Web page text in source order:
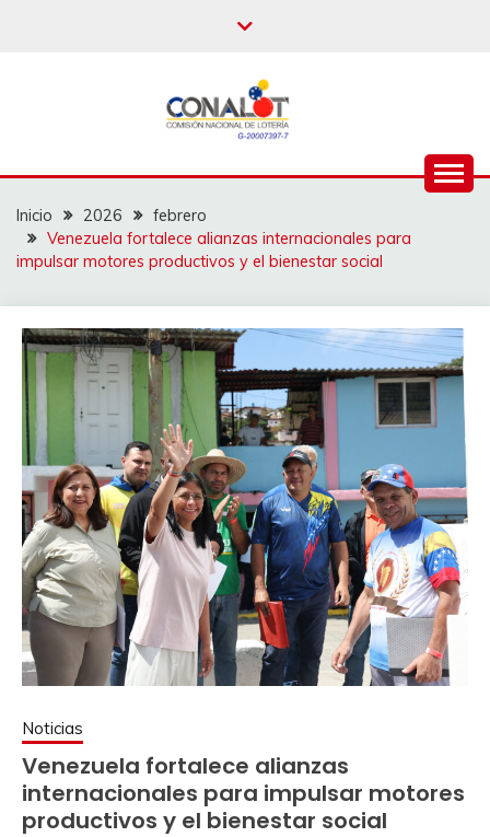
Inicio 2026
febrero
Venezuela fortalece alianzas internacionales para
impulsar motores productivos y el bienestar social
Noticias
Venezuela fortalece alianzas
internacionales para impulsar motores
productivos y el bienestar social